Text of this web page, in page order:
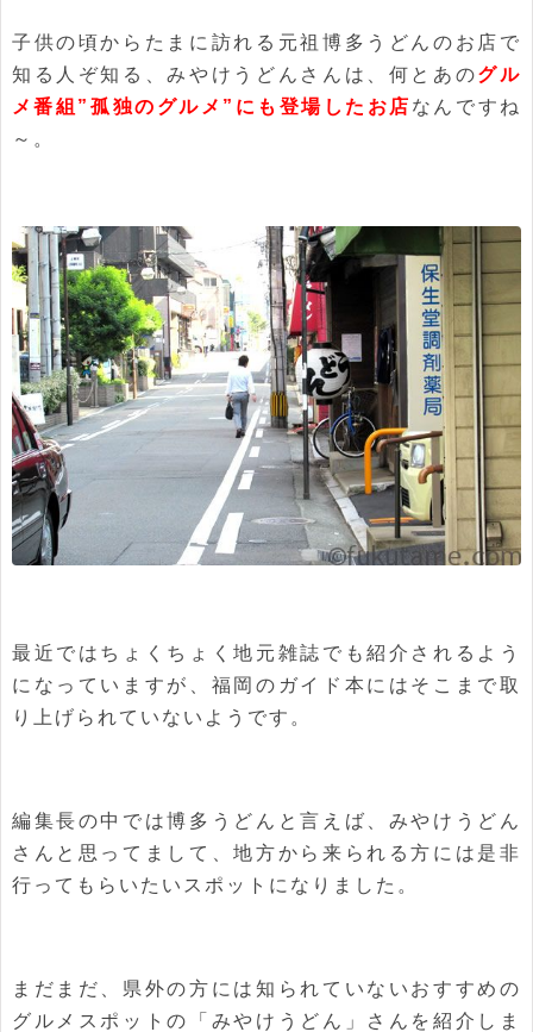
子供の頃からたまに訪れる元祖博多うどんのお店で
知る人ぞ知る、みやけうどんさんは、何とあのグル
メ番組”孤独のグルメ”にも登場したお店 なんですね
～。
最近ではちょくちょく地元雑誌でも紹介されるよう
になっていますが、福岡のガイド本にはそこまで取
り上げられていないようです。
編集長の中では博多うどんと言えば、みやけうどん
さんと思ってまして、地方から来られる方には是非
行ってもらいたいスポットになりました。
まだまだ、県外の方には知られていないおすすめの
グルメスポットの「みやけうどん」さんを紹介しま